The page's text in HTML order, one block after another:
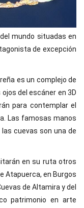
mundo situadas en
de excepción
es un complejo de
del escáner en 3D
para contemplar el
Las famosas manos
cuevas son una de
en su ruta otros
Atapuerca, en Burgos
de Altamira y del
patrimonio en arte